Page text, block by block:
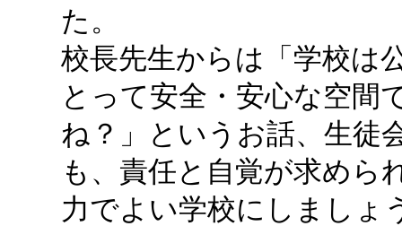
た。
校長先生からは「学校は
とって安全・安心な空間
ね？」というお話、生徒
も、責任と自覚が求めら
力でよい学校にしましょ